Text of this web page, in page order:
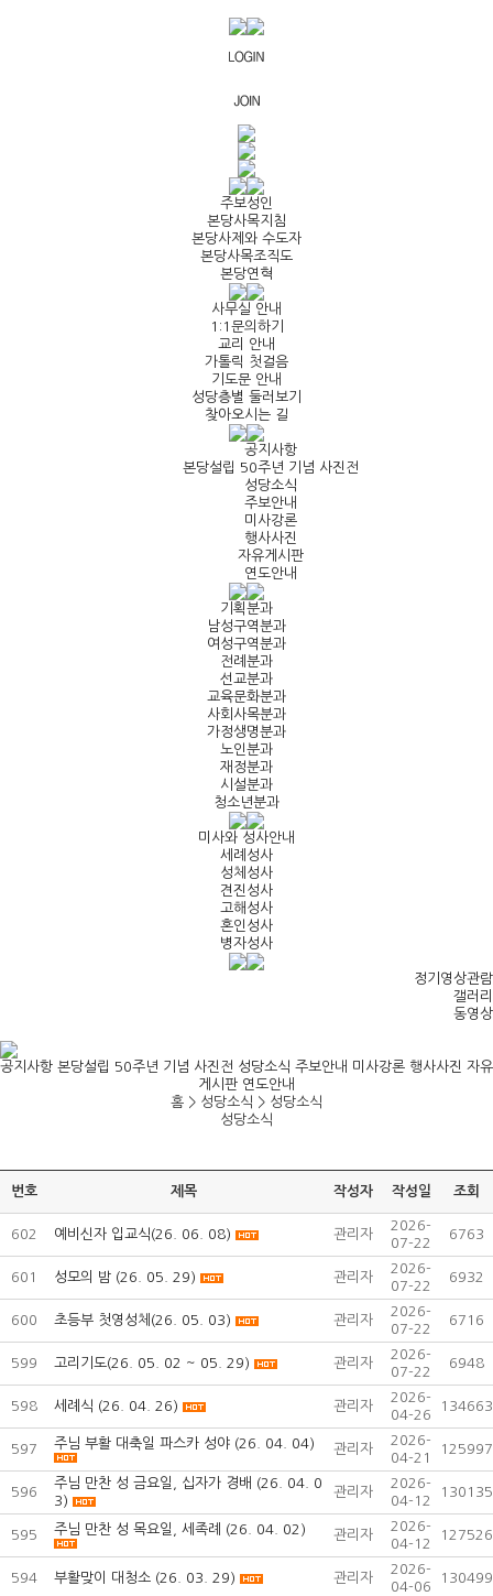
주보성인
본당사목지침
본당사제와 수도자
본당사목조직도
본당연혁
사무실 안내
1:1문의하기
교리 안내
가톨릭 첫걸음
기도문 안내
성당층별 둘러보기
찾아오시는 길
공지사항
본당설립 50주년 기념 사진전
성당소식
주보안내
미사강론
행사사진
자유게시판
연도안내
기획분과
남성구역분과
여성구역분과
전례분과
선교분과
교육문화분과
사회사목분과
가정생명분과
노인분과
재정분과
시설분과
청소년분과
미사와 성사안내
세례성사
성체성사
견진성사
고해성사
혼인성사
병자성사
정기영상관람
갤러리
동영상
공지사항 본당설립 50주년 기념 사진전 성당소식 주보안내 미사강론 행사사진 자유
게시판 연도안내
홈 > 성당소식 > 성당소식
성당소식
번호 제목 작성자 작성일 조회
602 예비신자 입교식(26. 06. 08) 관리자
2026-
07-22
6763
601 성모의 밤 (26. 05. 29) 관리자
2026-
07-22
6932
600 초등부 첫영성체(26. 05. 03) 관리자
2026-
07-22
6716
599 고리기도(26. 05. 02 ~ 05. 29) 관리자
2026-
07-22
6948
598 세례식 (26. 04. 26) 관리자
2026-
04-26
134663
597 주님 부활 대축일 파스카 성야 (26. 04. 04) 관리자
2026-
04-21
125997
596
주님 만찬 성 금요일, 십자가 경배 (26. 04. 0
3)
관리자
2026-
04-12
130135
595 주님 만찬 성 목요일, 세족례 (26. 04. 02) 관리자
2026-
04-12
127526
594 부활맞이 대청소 (26. 03. 29) 관리자
2026-
04-06
130499